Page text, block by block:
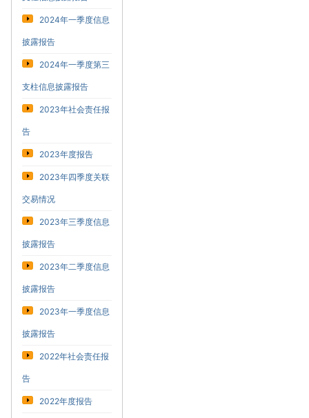
2024年一季度信息
披露报告
2024年一季度第三
支柱信息披露报告
2023年社会责任报
告
2023年度报告
2023年四季度关联
交易情况
2023年三季度信息
披露报告
2023年二季度信息
披露报告
2023年一季度信息
披露报告
2022年社会责任报
告
2022年度报告